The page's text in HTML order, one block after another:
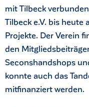
mit Tilbeck
Tilbeck e.V. bis heute
Projekte. Der Verein
den
Seconshandshops
konnte auch das
mitfinanziert werden.